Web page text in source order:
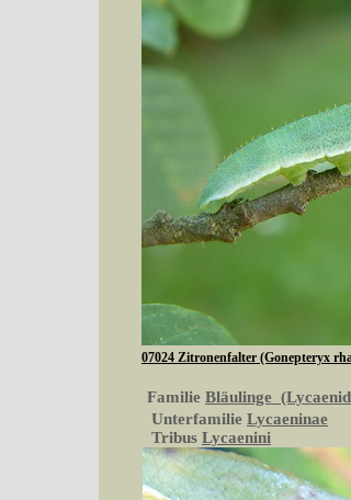
07024 Zitronenfalter (Gonepteryx
Familie Bläulinge
Unterfamilie Lycaeninae
Tribus Lycaenini